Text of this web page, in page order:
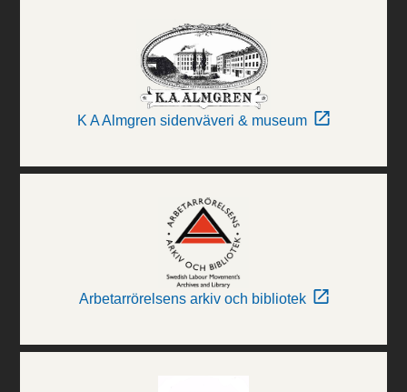
K A Almgren sidenväveri & museum
Arbetarrörelsens arkiv och bibliotek